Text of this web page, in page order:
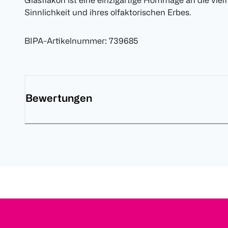
Sinnlichkeit und ihres olfaktorischen Erbes.
BIPA-Artikelnummer: 739685
Bewertungen